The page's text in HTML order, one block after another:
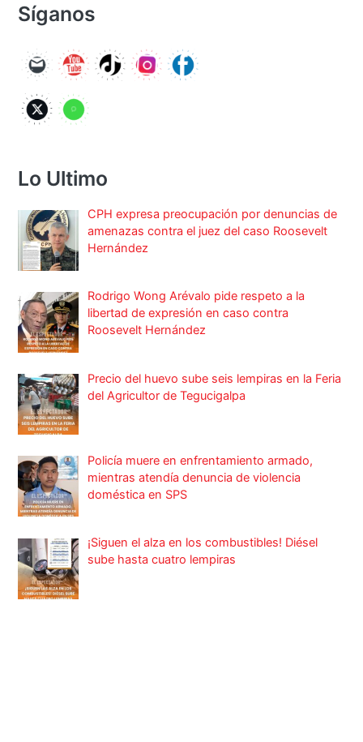
Síganos
Lo Ultimo
CPH expresa preocupación por denuncias de
amenazas contra el juez del caso Roosevelt
Hernández
Rodrigo Wong Arévalo pide respeto a la
libertad de expresión en caso contra
Roosevelt Hernández
Precio del huevo sube seis lempiras en la Feria
del Agricultor de Tegucigalpa
Policía muere en enfrentamiento armado,
mientras atendía denuncia de violencia
doméstica en SPS
¡Siguen el alza en los combustibles! Diésel
sube hasta cuatro lempiras